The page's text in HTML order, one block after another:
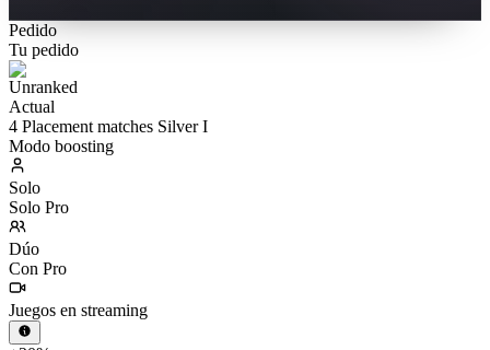
Pedido
Tu pedido
Actual
4 Placement matches Silver I
Modo boosting
Solo
Solo Pro
Dúo
Con Pro
Juegos en streaming